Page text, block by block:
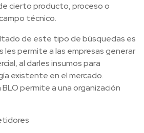
cierto producto, proceso o
técnico.
de este tipo de búsquedas es
les permite a las empresas generar
al darles insumos para
existente en el mercado.
permite a una organización